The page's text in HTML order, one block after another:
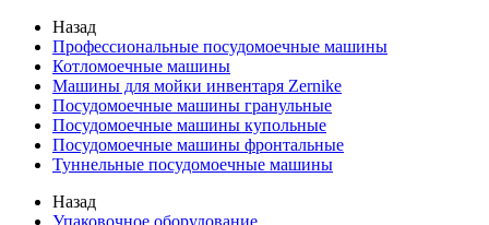
Назад
Профессиональные посудомоечные машины
Котломоечные машины
Машины для мойки инвентаря Zernike
Посудомоечные машины гранульные
Посудомоечные машины купольные
Посудомоечные машины фронтальные
Туннельные посудомоечные машины
Назад
Упаковочное оборудование